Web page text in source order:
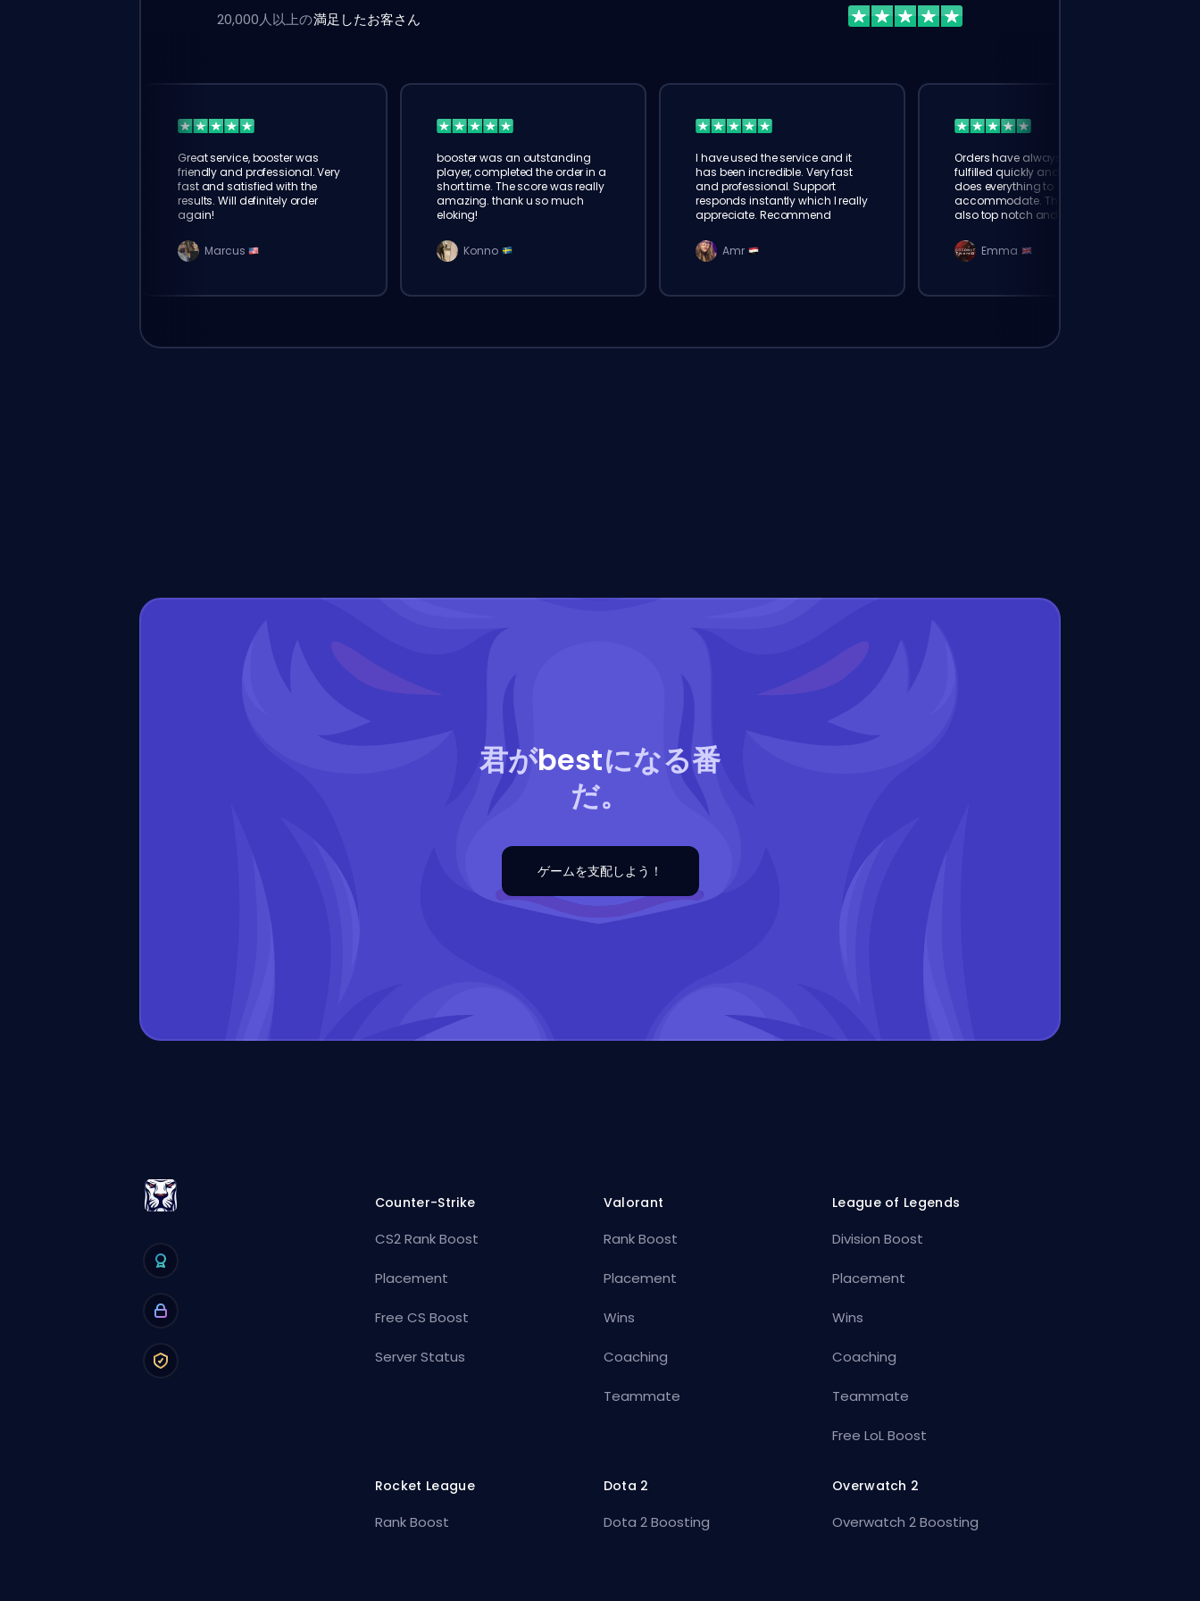
20,000人以上の満足したお客さん
Great service, booster was
friendly and professional. Very
fast and satisfied with the
results. Will definitely order
again!
Marcus
booster was an outstanding
player, completed the order in a
short time. The score was really
amazing. thank u so much
eloking!
Konno
I have used the service and it
has been incredible. Very fast
and professional. Support
responds instantly which I really
appreciate. Recommend
Amr
Orders have always been
fulfilled quickly and booster
does everything to
accommodate. The support is
also top notch and responds
elokingEmma
君がbestになる番
だ。
ゲームを支配しよう！
Counter-Strike
CS2 Rank Boost
Placement
Free CS Boost
Server Status
Valorant
Rank Boost
Placement
Wins
Coaching
Teammate
League of Legends
Division Boost
Placement
Wins
Coaching
Teammate
Free LoL Boost
Rocket League
Rank Boost
Dota 2
Dota 2 Boosting
Overwatch 2
Overwatch 2 Boosting